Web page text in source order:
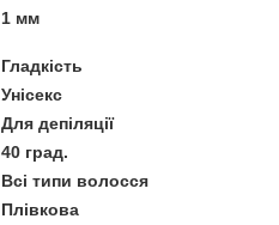
1 мм
Гладкість
Унісекс
Для депіляції
40 град.
Всі типи волосся
Плівкова